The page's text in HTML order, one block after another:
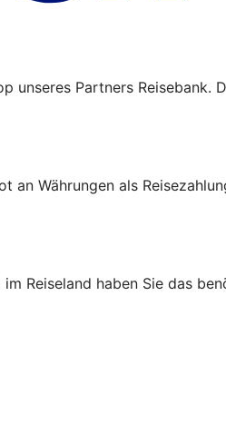
unseres Partners Reisebank.
an Währungen als
Reiseland haben Sie das